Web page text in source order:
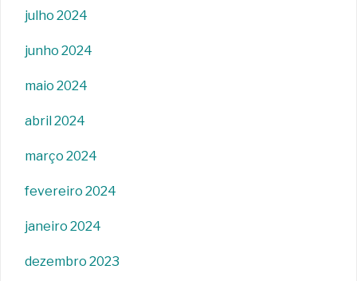
julho 2024
junho 2024
maio 2024
abril 2024
março 2024
fevereiro 2024
janeiro 2024
dezembro 2023